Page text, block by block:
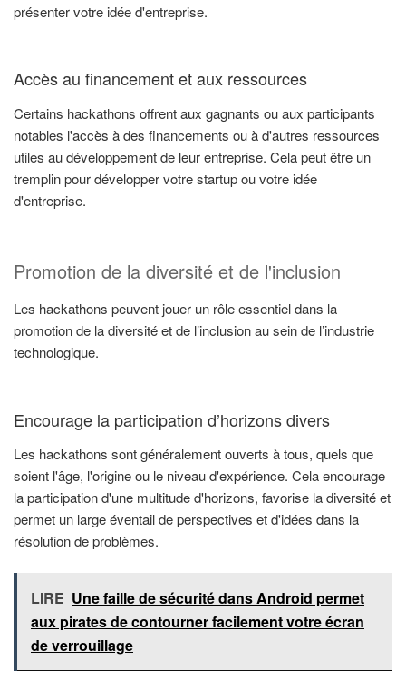
présenter votre idée d'entreprise.
Accès au financement et aux ressources
Certains hackathons offrent aux gagnants ou aux participants
notables l'accès à des financements ou à d'autres ressources
utiles au développement de leur entreprise. Cela peut être un
tremplin pour développer votre startup ou votre idée
d'entreprise.
Promotion de la diversité et de l'inclusion
Les hackathons peuvent jouer un rôle essentiel dans la
promotion de la diversité et de l’inclusion au sein de l’industrie
technologique.
Encourage la participation d’horizons divers
Les hackathons sont généralement ouverts à tous, quels que
soient l'âge, l'origine ou le niveau d'expérience. Cela encourage
la participation d'une multitude d'horizons, favorise la diversité et
permet un large éventail de perspectives et d'idées dans la
résolution de problèmes.
LIRE Une faille de sécurité dans Android permet
aux pirates de contourner facilement votre écran
de verrouillage